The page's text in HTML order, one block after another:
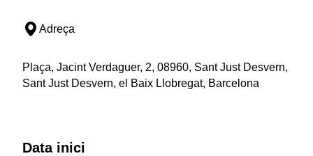
Adreça
Plaça, Jacint Verdaguer, 2, 08960, Sant Just Desvern,
Sant Just Desvern, el Baix Llobregat, Barcelona
Data inici